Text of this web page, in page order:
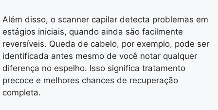
Além disso, o scanner capilar detecta problemas em
estágios iniciais, quando ainda são facilmente
reversíveis. Queda de cabelo, por exemplo, pode ser
identificada antes mesmo de você notar qualquer
diferença no espelho. Isso significa tratamento
precoce e melhores chances de recuperação
completa.